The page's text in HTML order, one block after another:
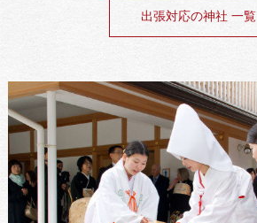
出張対応の神社 一覧